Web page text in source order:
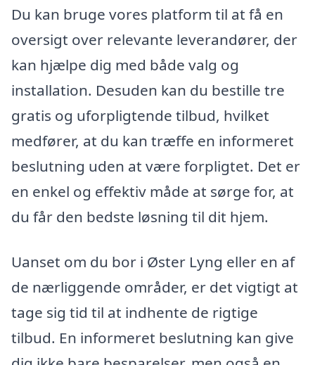
Du kan bruge vores platform til at få en
oversigt over relevante leverandører, der
kan hjælpe dig med både valg og
installation. Desuden kan du bestille tre
gratis og uforpligtende tilbud, hvilket
medfører, at du kan træffe en informeret
beslutning uden at være forpligtet. Det er
en enkel og effektiv måde at sørge for, at
du får den bedste løsning til dit hjem.
Uanset om du bor i Øster Lyng eller en af
de nærliggende områder, er det vigtigt at
tage sig tid til at indhente de rigtige
tilbud. En informeret beslutning kan give